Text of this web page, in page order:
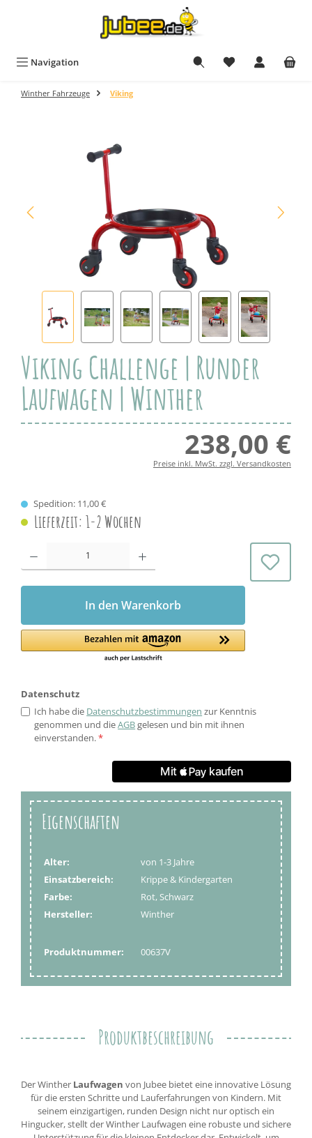
Navigation Du hast 0
Winther Fahrzeuge Viking
Viking Challenge | Runder
Laufwagen | Winther
238,00 €
Preise inkl. MwSt. zzgl. Versandkosten
Spedition: 11,00 €
Lieferzeit: 1-2 Wochen
Produkt Anzahl: Gib den gewünschten Wert ein oder benutze die
In den Warenkorb
Datenschutz
Ich habe die Datenschutzbestimmungen zur Kenntnis
genommen und dieAGBgelesen und bin mit ihnen
einverstanden.*
Eigenschaften
Alter:
von 1-3 Jahre
Einsatzbereich:
Krippe & Kindergarten
Farbe:
Rot, Schwarz
Hersteller:
Winther
Produktnummer: 00637V
Produktbeschreibung
Der Winther Laufwagen von Jubee bietet eine innovative Lösung
für die ersten Schritte und Lauferfahrungen von Kindern. Mit
seinem einzigartigen, runden Design nicht nur optisch ein
Hingucker, stellt der Winther Laufwagen eine robuste und sichere